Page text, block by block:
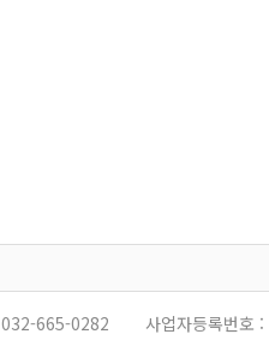
032-665-0282 사업자등록번호 :